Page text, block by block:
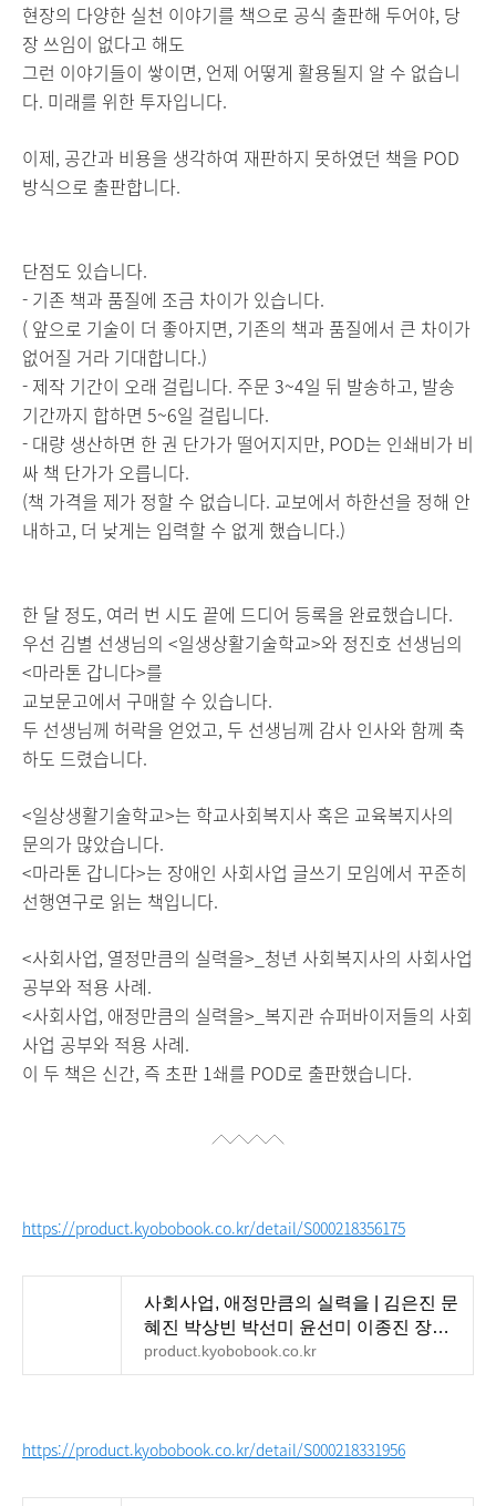
현장의 다양한 실천 이야기를 책으로 공식 출판해 두어야, 당
장 쓰임이 없다고 해도
그런 이야기들이 쌓이면, 언제 어떻게 활용될지 알 수 없습니
다. 미래를 위한 투자입니다.
이제, 공간과 비용을 생각하여 재판하지 못하였던 책을 POD
방식으로 출판합니다.
단점도 있습니다.
- 기존 책과 품질에 조금 차이가 있습니다.
( 앞으로 기술이 더 좋아지면, 기존의 책과 품질에서 큰 차이가
없어질 거라 기대합니다.)
- 제작 기간이 오래 걸립니다. 주문 3~4일 뒤 발송하고, 발송
기간까지 합하면 5~6일 걸립니다.
- 대량 생산하면 한 권 단가가 떨어지지만, POD는 인쇄비가 비
싸 책 단가가 오릅니다.
(책 가격을 제가 정할 수 없습니다. 교보에서 하한선을 정해 안
내하고, 더 낮게는 입력할 수 없게 했습니다.)
한 달 정도, 여러 번 시도 끝에 드디어 등록을 완료했습니다.
우선 김별 선생님의 <일생상활기술학교>와 정진호 선생님의
<마라톤 갑니다>를
교보문고에서 구매할 수 있습니다.
두 선생님께 허락을 얻었고, 두 선생님께 감사 인사와 함께 축
하도 드렸습니다.
<일상생활기술학교>는 학교사회복지사 혹은 교육복지사의
문의가 많았습니다.
<마라톤 갑니다>는 장애인 사회사업 글쓰기 모임에서 꾸준히
선행연구로 읽는 책입니다.
<사회사업, 열정만큼의 실력을>_청년 사회복지사의 사회사업
공부와 적용 사례.
<사회사업, 애정만큼의 실력을>_복지관 슈퍼바이저들의 사회
사업 공부와 적용 사례.
이 두 책은 신간, 즉 초판 1쇄를 POD로 출판했습니다.
https://product.kyobobook.co.kr/detail/S000218356175
사회사업, 애정만큼의 실력을 | 김은진 문
혜진 박상빈 박선미 윤선미 이종진 장경
호 지선주 - 교
product.kyobobook.co.kr
https://product.kyobobook.co.kr/detail/S000218331956